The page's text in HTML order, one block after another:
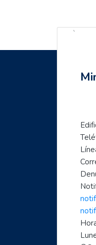
- Campo conectado:
- Ruralmente digital:
Mujeres TIC para
Página principal
Preguntas
- Aprende a usar
- Introducción al
- Formación en
- Mujeres líderes
- Mujeres
`